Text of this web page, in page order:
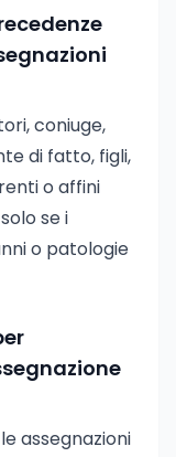
coniuge,
di fatto, figli,
o affini
se i
o patologie
assegnazioni